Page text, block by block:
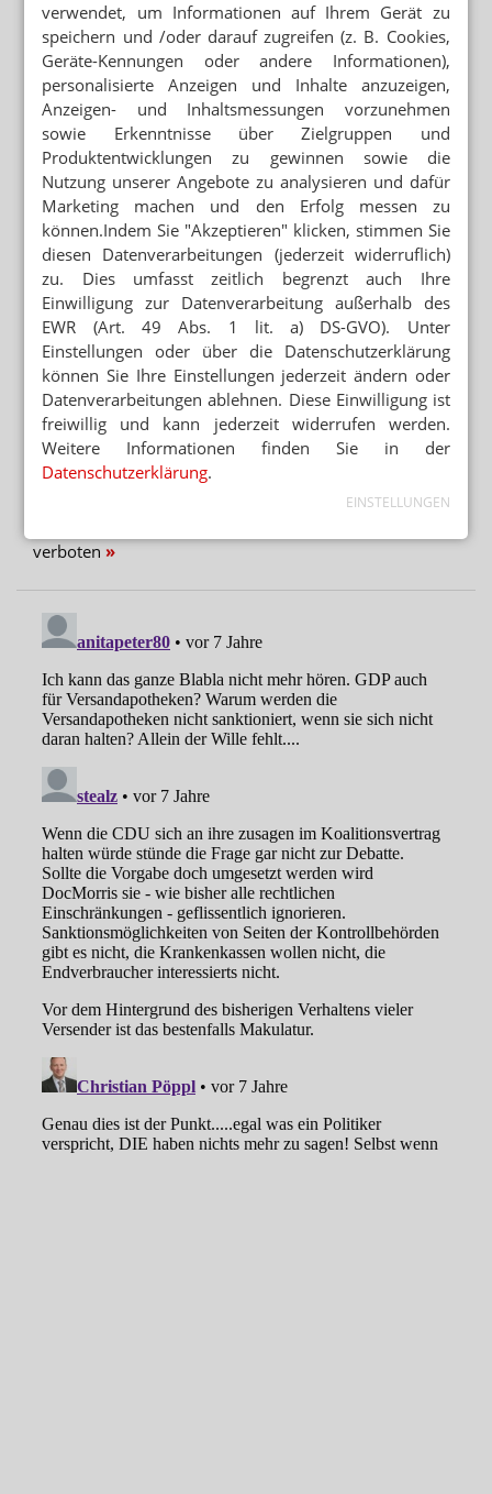
verwendet, um Informationen auf Ihrem Gerät zu
speichern und /oder darauf zugreifen (z. B. Cookies,
Geräte-Kennungen oder andere Informationen),
personalisierte Anzeigen und Inhalte anzuzeigen,
Anzeigen- und Inhaltsmessungen vorzunehmen
sowie Erkenntnisse über Zielgruppen und
Produktentwicklungen zu gewinnen sowie die
Nutzung unserer Angebote zu analysieren und dafür
Marketing machen und den Erfolg messen zu
können.Indem Sie "Akzeptieren" klicken, stimmen Sie
diesen Datenverarbeitungen (jederzeit widerruflich)
zu. Dies umfasst zeitlich begrenzt auch Ihre
Einwilligung zur Datenverarbeitung außerhalb des
EWR (Art. 49 Abs. 1 lit. a) DS-GVO). Unter
Einstellungen oder über die Datenschutzerklärung
können Sie Ihre Einstellungen jederzeit ändern oder
Datenverarbeitungen ablehnen. Diese Einwilligung ist
freiwillig und kann jederzeit widerrufen werden.
Weitere Informationen finden Sie in der
Datenschutzerklärung.
EINSTELLUNGEN
Mehr zum Thema
„GERECHT! GESUND! GENIESSEN!“
Hanfparade: Demonstranten fordern umfassende
Legalisierung
APORETRO – DER SATIRISCHE WOCHENRÜCKBLICK
Apotheken sollen Heizlüfter und Sandsäcke abgeben
STREICHUNG DER ERSTATTUNGSFÄHIGKEIT
Cannabisversorgung: Lob für GKV und KBV
Mehr aus Ressort
„DIESE REGIERUNG MUSS WEG“
Protest gegen die Bundesregierung
MEHR HITZETOTE
Hitzeschutz: Was tut die Bundesregierung?
BUNDESREGIERUNG PRÜFT UMSETZUNGSBEDARF
verboten